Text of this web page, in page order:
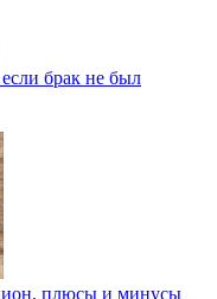
брак не был
плюсы и минусы